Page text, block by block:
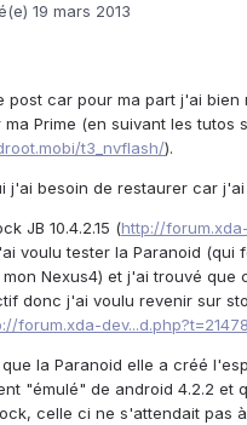
19 mars 2013
post car pour ma part j'ai bien
ma Prime (en suivant les tutos
t3_nvflash/).
j'ai besoin de restaurer car
JB 10.4.2.15 (http://
voulu tester la Paranoid (qui
Nexus4) et j'ai trouvé que
donc j'ai voulu revenir sur
forum.xda-
la Paranoid elle a créé
"émulé" de android 4.2.2 et
celle ci ne s'attendait pas